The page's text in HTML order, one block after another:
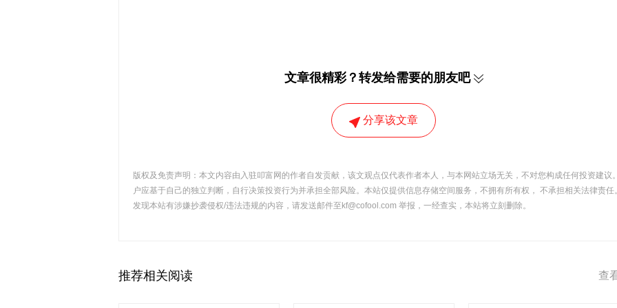
文章很精彩？转发给需要的朋友吧
分享该文章
版权及免责声明：本文内容由入驻叩富网的作者自发贡献，该文观点仅代表作者本人，与本网站立场无关，不对您构成任何投资建议
户应基于自己的独立判断，自行决策投资行为并承担全部风险。本站仅提供信息存储空间服务，不拥有所有权， 不承担相关法律责任
发现本站有涉嫌抄袭侵权/违法违规的内容，请发送邮件至kf@cofool.com 举报，一经查实，本站将立刻删除。
推荐相关阅读 查